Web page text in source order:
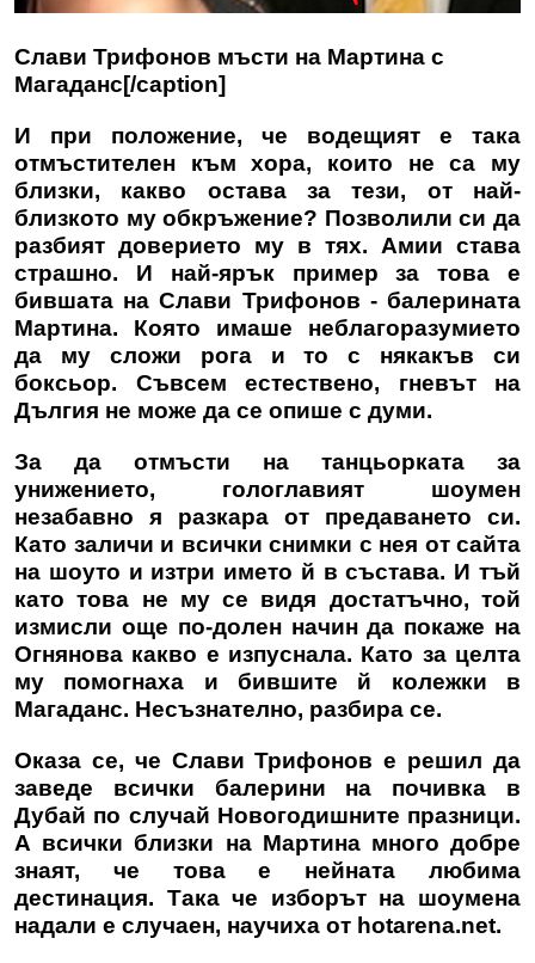
Слави Трифонов мъсти на Мартина с
Магаданс[/caption]
И при положение, че водещият е така
отмъстителен към хора, които не са му
близки, какво остава за тези, от най-
близкото му обкръжение? Позволили си да
разбият доверието му в тях. Амии става
страшно. И най-ярък пример за това е
бившата на Слави Трифонов - балерината
Мартина. Която имаше неблагоразумието
да му сложи рога и то с някакъв си
боксьор. Съвсем естествено, гневът на
Дългия не може да се опише с думи.
За да отмъсти на танцьорката за
унижението, гологлавият шоумен
незабавно я разкара от предаването си.
Като заличи и всички снимки с нея от сайта
на шоуто и изтри името й в състава. И тъй
като това не му се видя достатъчно, той
измисли още по-долен начин да покаже на
Огнянова какво е изпуснала. Като за целта
му помогнаха и бившите й колежки в
Магаданс. Несъзнателно, разбира се.
Оказа се, че Слави Трифонов е решил да
заведе всички балерини на почивка в
Дубай по случай Новогодишните празници.
А всички близки на Мартина много добре
знаят, че това е нейната любима
дестинация. Така че изборът на шоумена
надали е случаен, научиха от hotarena.net.